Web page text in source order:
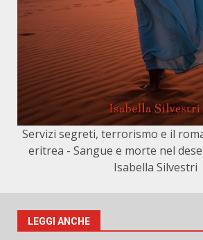
Servizi segreti, terrorismo e il
eritrea - Sangue e morte nel
Isabella Silvestri
LEGGI ANCHE